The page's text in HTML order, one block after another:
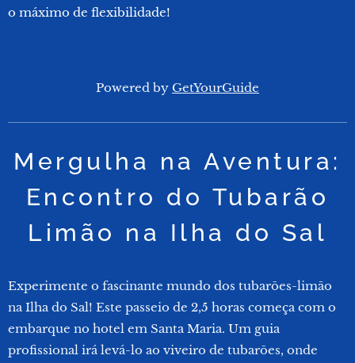
o máximo de flexibilidade!
Powered by GetYourGuide
Mergulha na Aventura:
Encontro do Tubarão
Limão na Ilha do Sal
Experimente o fascinante mundo dos tubarões-limão
na Ilha do Sal! Este passeio de 2,5 horas começa com o
embarque no hotel em Santa Maria. Um guia
profissional irá levá-lo ao viveiro de tubarões, onde